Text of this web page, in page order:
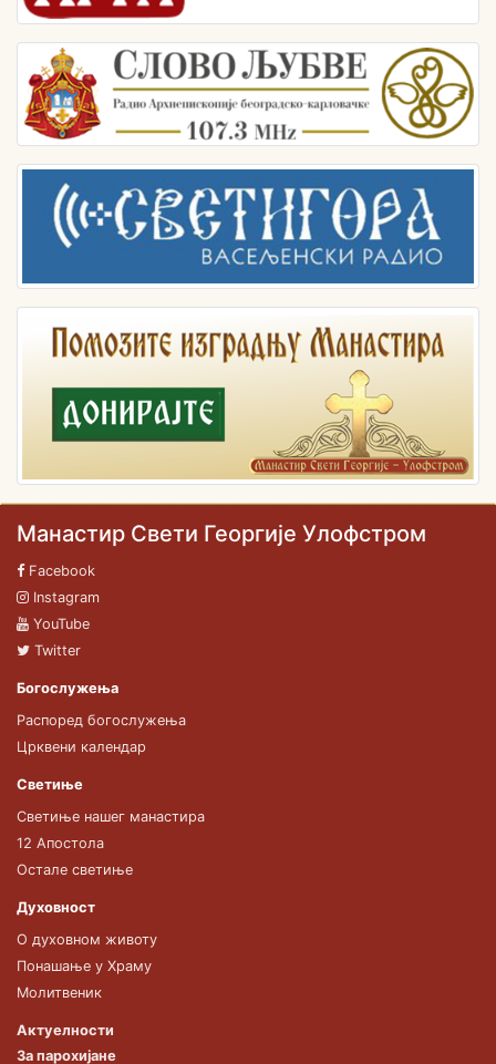
Манастир Свети Георгије Улофстром
Facebook
Instagram
YouTube
Twitter
Богослужења
Распоред богослужења
Црквени календар
Светиње
Светиње нашег манастира
12 Апостола
Остале светиње
Духовност
О духовном животу
Понашање у Храму
Молитвеник
Актуелности
За парохијане